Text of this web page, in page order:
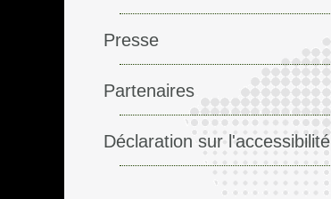
Presse
Partenaires
Déclaration sur l'accessibilité